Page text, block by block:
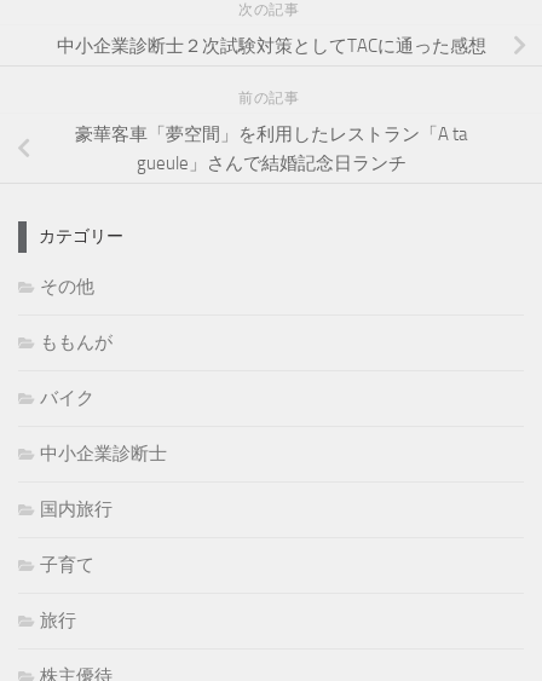
次の記事
中小企業診断士２次試験対策としてTACに通った感想
前の記事
豪華客車「夢空間」を利用したレストラン「A ta
gueule」さんで結婚記念日ランチ
カテゴリー
その他
ももんが
バイク
中小企業診断士
国内旅行
子育て
旅行
株主優待